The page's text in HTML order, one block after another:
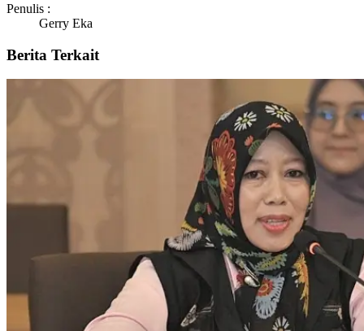
Penulis :
Gerry Eka
Berita Terkait